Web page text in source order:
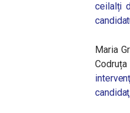
ceilalți
Maria